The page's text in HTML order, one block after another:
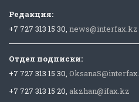
Редакция:
+7 727 313 15 30, news@interfax.kz
Отдел подписки:
+7 727 313 15 30,
+7 727 313 15 20, akzhan@ifax.kz